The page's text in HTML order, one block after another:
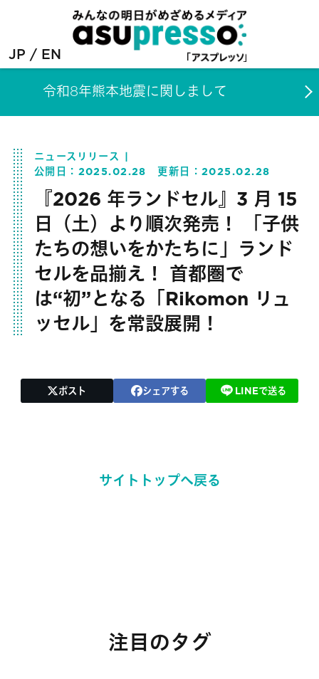
JP EN
令和8年熊本地震に関しまして
ニュースリリース
公開日： 2025.02.28 更新日：2025.02.28
『2026 年ランドセル』3 月 15
日（土）より順次発売！ 「子供
たちの想いをかたちに」ランド
セルを品揃え！ 首都圏で
は“初”となる「Rikomon リュ
ッセル」を常設展開！
ポスト シェアする LINEで送る
サイトトップへ戻る
注目のタグ